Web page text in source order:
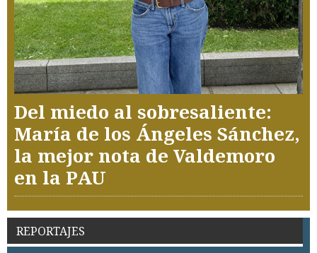
Del miedo al sobresaliente:
María de los Ángeles Sánchez,
la mejor nota de Valdemoro
en la PAU
REPORTAJES